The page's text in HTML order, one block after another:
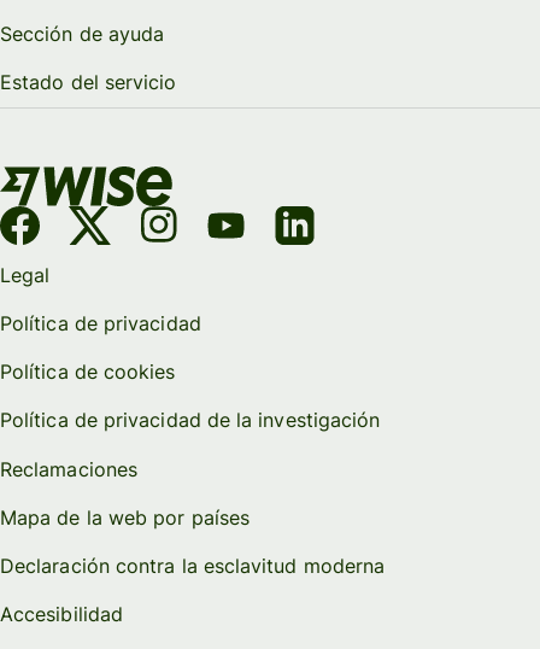
Sección de ayuda
Estado del servicio
Legal
Política de privacidad
Política de cookies
Política de privacidad de la investigación
Reclamaciones
Mapa de la web por países
Declaración contra la esclavitud moderna
Accesibilidad